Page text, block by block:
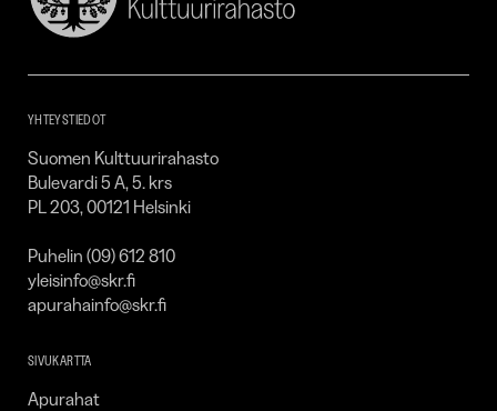
Suomen
Kulttuurirahasto
YHTEYSTIEDOT
Suomen Kulttuurirahasto
Bulevardi 5 A, 5. krs
PL 203, 00121 Helsinki
Puhelin (09) 612 810
yleisinfo@skr.fi
apurahainfo@skr.fi
SIVUKARTTA
Apurahat